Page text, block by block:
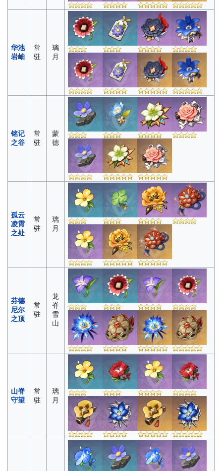
华池
岩岫
常
驻
璃
月
铭记
之谷
常
驻
蒙
德
孤云
凌霄
之处
常
驻
璃
月
芬德
尼尔
之顶
常
驻
龙
脊
雪
山
山脊
守望
常
驻
璃
月